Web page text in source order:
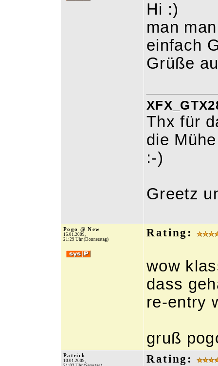
Hi :)
man
einfach
Grüße
Thx für
die
:-)
Greetz
Pogo @ New
15.01.2009,
21:29 Uhr (Donnerstag)
Rating:
wow
dass
re-entry
gruß
Patrick
10.01.2009,
Rating: